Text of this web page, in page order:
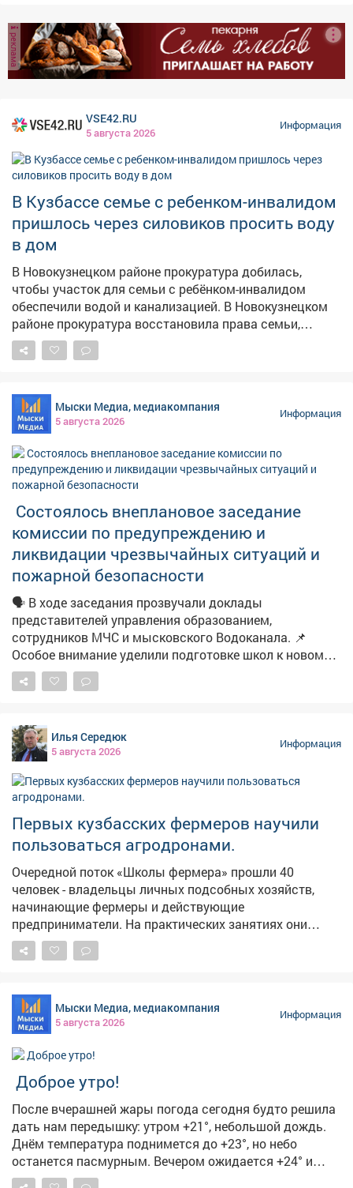
реклама
VSE42.RU
5 августа 2026
Информация
В Кузбассе семье с ребенком-инвалидом
пришлось через силовиков просить воду
в дом
В Новокузнецком районе прокуратура добилась,
чтобы участок для семьи с ребёнком-инвалидом
обеспечили водой и канализацией. В Новокузнецком
районе прокуратура восстановила права семьи,
воспитывающей ребёнка с ограниченными
возможностями здоровья. Как сообщает прокуратура
земельный участок под строительство дома, однако
пользоваться им было невозможно – на нём
отсутствовали водоснабжение и водоотведение, без
которых эксплуатация жилья попросту невозможна.
Женщина обратилась в надзорное ведомство. После
проверки прокуратура потребовала устранить
необходимые инженерные коммуникации. Теперь
семья сможет построить дом и жить в нормальных
условиях.
Мыски Медиа, медиакомпания
5 августа 2026
Информация
Состоялось внеплановое заседание
комиссии по предупреждению и
ликвидации чрезвычайных ситуаций и
пожарной безопасности
🗣️ В ходе заседания прозвучали доклады
представителей управления образованием,
сотрудников МЧС и мысковского Водоканала. 📌
Особое внимание уделили подготовке школ к новому
Илья Середюк
5 августа 2026
Информация
Первых кузбасских фермеров научили
пользоваться агродронами.
Очередной поток «Школы фермера» прошли 40
человек - владельцы личных подсобных хозяйств,
начинающие фермеры и действующие
предприниматели. На практических занятиях они
выезжали в поля, пилотировали беспилотники,
настраивали оборудование, учились составлять
группа сельскохозяйственных предпринимателей
изучала технологии агротуризма. Развитие сельского
хозяйства - одно из стратегических приоритетов для
экономики Кузбасса. Программа «Школа фермера»
открывает новые возможности для всех, кто
заинтересован в работе на земле. Успех каждого
укрепление продовольственной безопасности,
повышение экономической устойчивости всего
региона.
Мыски Медиа, медиакомпания
5 августа 2026
Информация
Доброе утро!
После вчерашней жары погода сегодня будто решила
дать нам передышку: утром +21°, небольшой дождь.
Днём температура поднимется до +23°, но небо
останется пасмурным. Вечером ожидается +24° и
облачно с прояснениями, а ночью похолодает до +17°-